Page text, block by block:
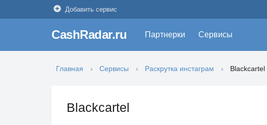
Добавить сервис
CashRadar.ru Партнерки Сервисы
Главная Сервисы Раскрутка инстаграм Blackcartel
Blackcartel